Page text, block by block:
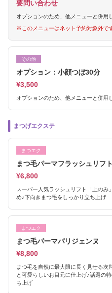
要問い合わせ
オプションのため、他メニューと併用
※このメニューはネット予約対象外です
その他
オプション：小顔つぼ30分
¥3,500
オプションのため、他メニューと併用
まつげエクステ
まつエク
まつ毛パーマフラッシュリフト
¥6,800
スーパー人気ラッシュリフト「上のみ
め♪下向きまつ毛をしっかり立ち上げ
まつエク
まつ毛パーマパリジェンヌ
¥8,800
まつ毛を自然に最大限に長く見せる
と可愛らしいお目元に仕上げ♪話題の
ち上げ